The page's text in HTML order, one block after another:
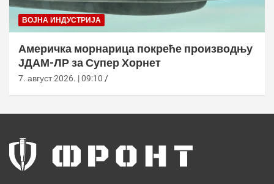
ВОЈНА ИНДУСТРИЈА
Америчка морнарица покреће производњу
ЈДАМ-ЛР за Супер Хорнет
7. август 2026. | 09:10